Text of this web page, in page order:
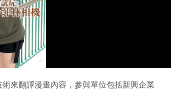
來翻譯漫畫內容，參與單位包括新興企業